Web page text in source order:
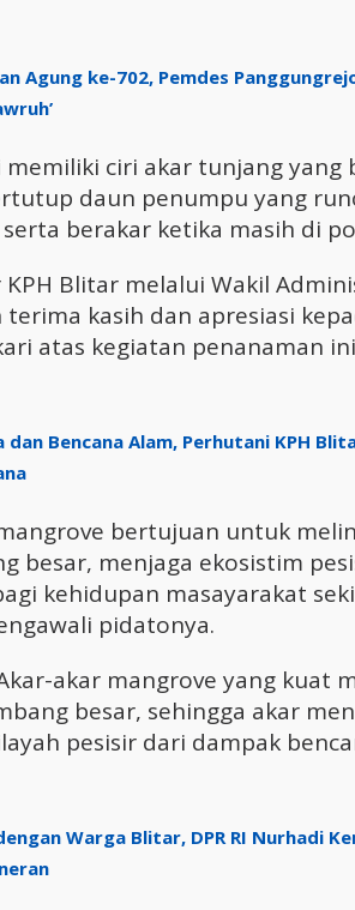
Agung ke-702, Pemdes
ciri akar tunjang yang
daun penumpu yang
berakar ketika masih di
Blitar melalui Wakil
terima kasih dan apresiasi
atas kegiatan penanaman
dan Bencana Alam, Perhutani KPH
bertujuan untuk
besar, menjaga ekosistim
kehidupan masayarakat
pidatonya.
akar mangrove yang kuat
besar, sehingga akar
pesisir dari dampak
Warga Blitar, DPR RI Nurhadi